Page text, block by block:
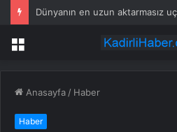
Menü
Anasayfa / Haber
Haber